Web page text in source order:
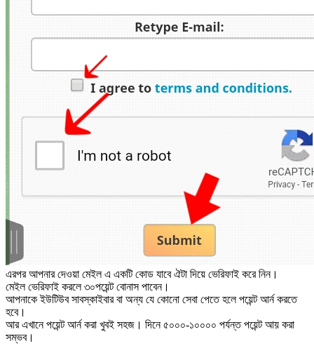
এরপর আপনার দেওয়া মেইল এ একটি কোড যাবে ঐটা দিয়ে ভেরিফাই করে নিন।
মেইল ভেরিফাই করলে ৩০পয়েন্ট বোনাস পাবেন।
আপনাকে ইউটিউব সাবস্কাইবার বা অন্য যে কোনো সেবা পেতে হলে পয়েন্ট আর্ন করতে
হবে।
আর এখানে পয়েন্ট আর্ন করা খুবই সহজ। দিনে ৫০০০-১০০০০ পর্যন্ত পয়েন্ট আয় করা
সম্ভব।